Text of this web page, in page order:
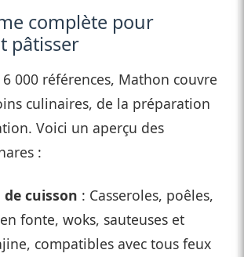
complète pour
pâtisser
000 références, Mathon couvre
culinaires, de la préparation
Voici un aperçu des
:
cuisson : Casseroles, poêles,
fonte, woks, sauteuses et
compatibles avec tous feux